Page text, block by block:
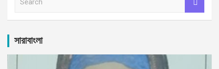
c
সারাবাংলা